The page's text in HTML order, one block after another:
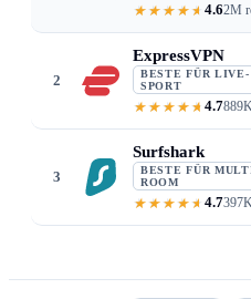
4.62M
2
ExpressVPN
BESTE FÜR LIVE-
SPORT
4.7
3
Surfshark
BESTE FÜR
ROOM
4.7